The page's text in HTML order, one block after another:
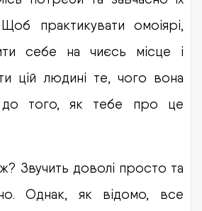
практикувати омоіярі,
себе на чиєсь місце і
цій людині те, чого вона
того, як тебе про це
Звучить доволі просто та
Однак, як відомо, все